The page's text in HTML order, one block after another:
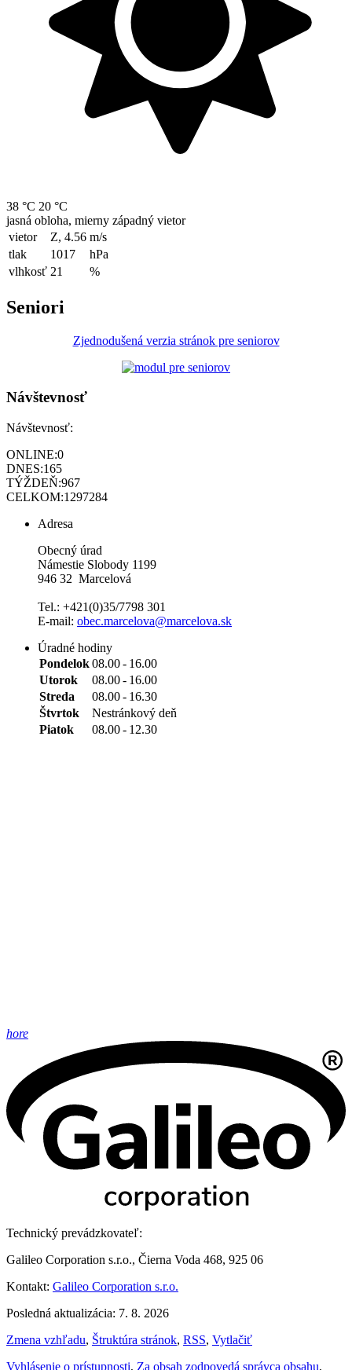
38 °C 20 °C
jasná obloha, mierny západný vietor
vietor
Z, 4.56 m/s
tlak
1017
hPa
vlhkosť 21 %
Seniori
Zjednodušená verzia stránok pre seniorov
Návštevnosť
Návštevnosť:
ONLINE:0
DNES:165
TÝŽDEŇ:967
CELKOM:1297284
Adresa
Obecný úrad
Námestie Slobody 1199
946 32 Marcelová
Tel.: +421(0)35/7798 301
E-mail: obec.marcelova@marcelova.sk
Úradné hodiny
Pondelok08.00- 16.00
Utorok
08.00- 16.00
Streda
08.00- 16.30
Štvrtok
Nestránkový deň
Piatok
08.00- 12.30
hore
Technický prevádzkovateľ:
Galileo Corporation s.r.o., Čierna Voda 468, 925 06
Kontakt: Galileo Corporation s.r.o.
Posledná aktualizácia: 7. 8. 2026
Zmena vzhľadu, Štruktúra stránok, RSS, Vytlačiť
Vyhlásenie o prístupnosti, Za obsah zodpovedá správca obsahu,